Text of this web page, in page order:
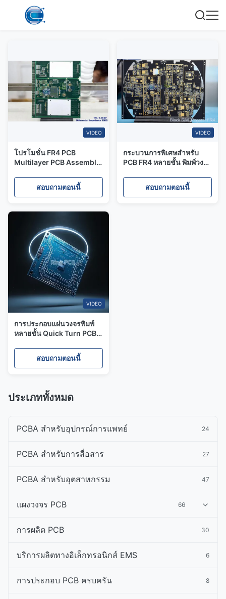
VIDEO
โปรโมชั่น FR4 PCB
Multilayer PCB Assembly
ผู้ผลิต PCB
สอบถามตอนนี้
VIDEO
กระบวนการพิเศษสําหรับ
PCB FR4 หลายชั้น พิมพ์วงจร
สอบถามตอนนี้
VIDEO
การประกอบแผ่นวงจรพิมพ์
หลายชั้น Quick Turn PCB
สอบถามตอนนี้
ประเภททั้งหมด
PCBA สําหรับอุปกรณ์การแพทย์ 24
PCBA สําหรับการสื่อสาร 27
PCBA สําหรับอุตสาหกรรม 47
แผงวงจร PCB 66
การผลิต PCB 30
บริการผลิตทางอิเล็กทรอนิกส์ EMS 6
การประกอบ PCB ครบครัน 8